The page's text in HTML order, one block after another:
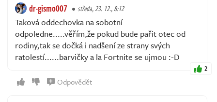
dr-gismo007 středa, 23. 12., 8:12
Taková oddechovka na sobotní
odpoledne.....věřím,že pokud bude pařit otec od
rodiny,tak se dočká i nadšení ze strany svých
ratolestí......barvičky a la Fortnite se ujmou :-D
2
Odpovědět